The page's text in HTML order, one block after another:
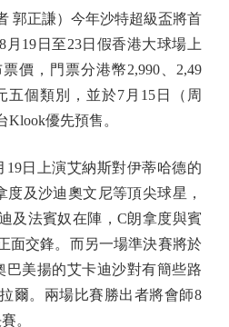
正謙）今年沙特超級盃將首
19日至23日假香港大球場上
價，門票分港幣2,990、2,49
五個類別，並於7月15日（周
Klook優先預售。
日上演艾納斯對伊蒂哈德的
及沙迪奧文尼等頂尖球星，
及法賓奴在陣，C朗拿度與賓
面交鋒。而另一場準決賽將於
巴美揚的艾卡迪沙對有簡些路
爾。兩場比賽勝出者將會師8
。